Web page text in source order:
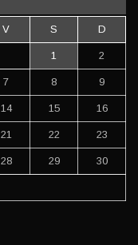
V S D
1 2
7 8 9
14 15 16
21 22 23
28 29 30